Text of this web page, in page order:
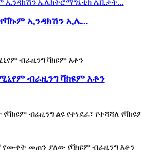
ኢንዳክሽን ኢሌ...
ብራዚንግ ቫክዩም እቶን
ብሬዚንግ ልዩ የተነደፈ፣ የተሻሻለ